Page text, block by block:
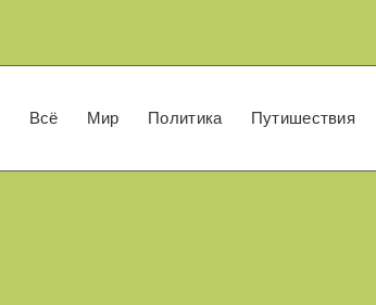
Всё Мир Политика Путишествия